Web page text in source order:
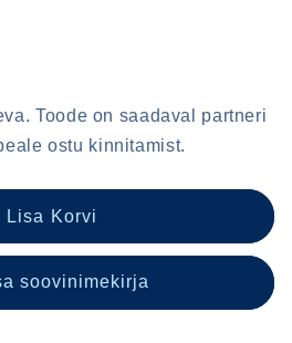
Toode on saadaval partneri
ostu kinnitamist.
Lisa Korvi
soovinimekirja